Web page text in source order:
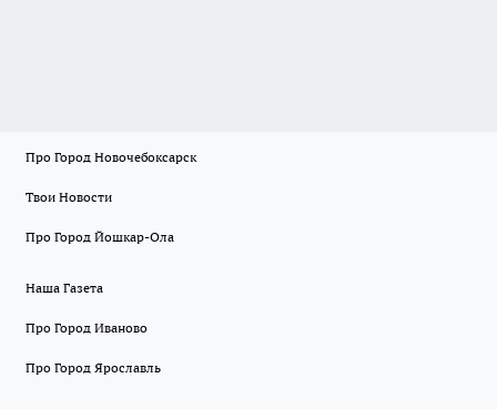
Про Город Новочебоксарск
Твои Новости
Про Город Йошкар-Ола
Наша Газета
Про Город Иваново
Про Город Ярославль